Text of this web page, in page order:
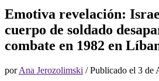
Emotiva revelación:
cuerpo de soldado
combate en 1982 en
porAna Jerozolimski / Publicado el 3 de